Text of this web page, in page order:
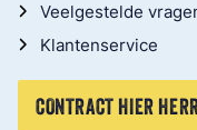
Veelgestelde
Klantenservice
CONTRACT HIER